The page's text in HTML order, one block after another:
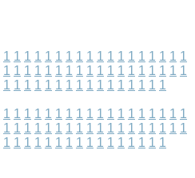
1 1 1 1 1 1 1 1 1 1 1 1 1 1 1 1 1 1
1 1 1 1 1 1 1 1 1 1 1 1 1 1 1 1 1 1
1 1 1 1 1 1 1 1 1 1 1 1 1 1 1 1
1 1 1 1 1 1 1 1 1 1 1 1 1 1 1 1 1 1
1 1 1 1 1 1 1 1 1 1 1 1 1 1 1 1 1 1
1 1 1 1 1 1 1 1 1 1 1 1 1 1 1 1